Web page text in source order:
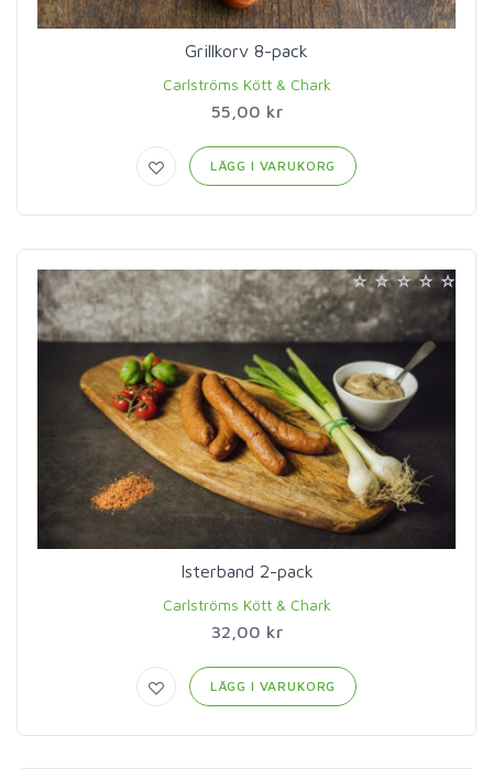
Grillkorv 8-pack
Carlströms Kött & Chark
55,00 kr
LÄGG I VARUKORG
Isterband 2-pack
Carlströms Kött & Chark
32,00 kr
LÄGG I VARUKORG